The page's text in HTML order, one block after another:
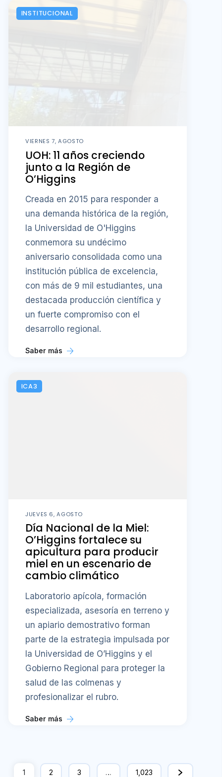
INSTITUCIONAL
VIERNES 7, AGOSTO
UOH: 11 años creciendo
junto a la Región de
O’Higgins
Creada en 2015 para responder a
una demanda histórica de la región,
la Universidad de O'Higgins
conmemora su undécimo
aniversario consolidada como una
institución pública de excelencia,
con más de 9 mil estudiantes, una
destacada producción científica y
un fuerte compromiso con el
desarrollo regional.
Saber más
ICA3
JUEVES 6, AGOSTO
Día Nacional de la Miel:
O’Higgins fortalece su
apicultura para producir
miel en un escenario de
cambio climático
Laboratorio apícola, formación
especializada, asesoría en terreno y
un apiario demostrativo forman
parte de la estrategia impulsada por
la Universidad de O’Higgins y el
Gobierno Regional para proteger la
salud de las colmenas y
profesionalizar el rubro.
Saber más
1 2 3 … 1,023